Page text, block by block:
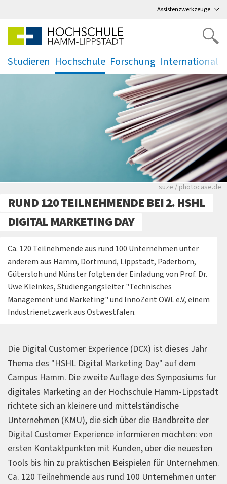
Assistenzwerkzeuge
Studieren
.
Hochschule
.
Forschung
. .
Viele Zeitungen.
suze / photocase.de
RUND 120 TEILNEHMENDE BEI 2. HSHL
DIGITAL MARKETING DAY
Ca. 120 Teilnehmende aus rund 100 Unternehmen unter
anderem aus Hamm, Dortmund, Lippstadt, Paderborn,
Gütersloh und Münster folgten der Einladung von Prof. Dr.
Uwe Kleinkes, Studiengangsleiter "Technisches
Management und Marketing" und InnoZent OWL e.V, einem
Industrienetzwerk aus Ostwestfalen.
Die Digital Customer Experience (DCX) ist dieses Jahr
Thema des "HSHL Digital Marketing Day" auf dem
Campus Hamm. Die zweite Auflage des Symposiums für
digitales Marketing an der Hochschule Hamm-Lippstadt
richtete sich an kleinere und mittelständische
Unternehmen (KMU), die sich über die Bandbreite der
Digital Customer Experience informieren möchten: von
ersten Kontaktpunkten mit Kunden, über die neuesten
Tools bis hin zu praktischen Beispielen für Unternehmen.
Ca. 120 Teilnehmende aus rund 100 Unternehmen unter